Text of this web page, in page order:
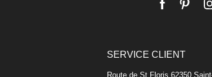
SERVICE CLIENT
Route de St Floris 62350